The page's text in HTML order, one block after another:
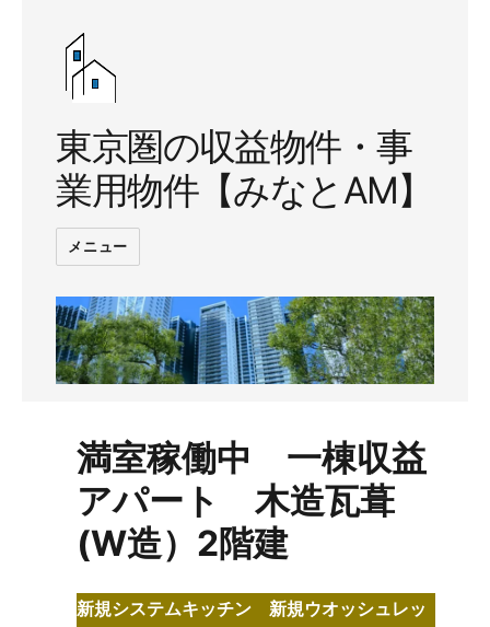
東京圏の収益物件・事
業用物件【みなとAM】
メニュー
満室稼働中 一棟収益
アパート 木造瓦葺
(W造）2階建
新規システムキッチン 新規ウオッシュレッ